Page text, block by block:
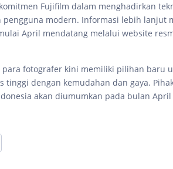
Fujifilm dalam menghadirkan
modern. Informasi lebih lanjut
April mendatang melalui website
para fotografer kini memiliki pilihan baru
tinggi dengan kemudahan dan gaya.
akan diumumkan pada bulan April